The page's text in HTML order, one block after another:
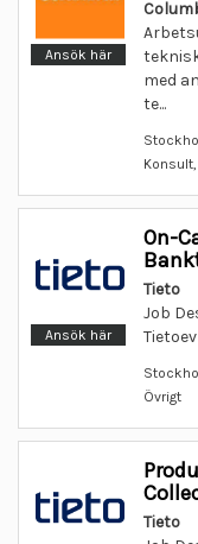
Ansök här
med
te...
Ansök här
On-
Tieto
Job
Övrigt
Tieto